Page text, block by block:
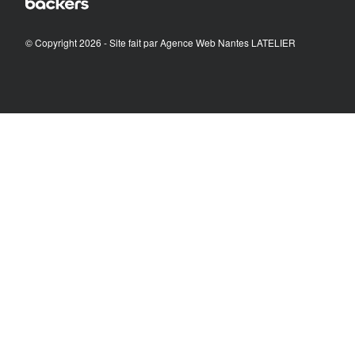
© Copyright 2026 - Site fait parAgence Web Nantes LATELIER